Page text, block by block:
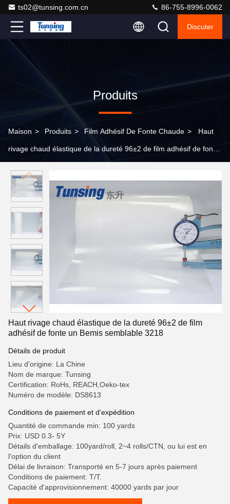
ts02@tunsing.com.cn 86-755-8996-0062
Discuter
Produits
Maison > Produits > Film Adhésif De Fonte Chaude > Haut
rivage chaud élastique de la dureté 96±2 de film adhésif de fonte
Haut rivage chaud élastique de la dureté 96±2 de film
adhésif de fonte un Bemis semblable 3218
Détails de produit
Lieu d'origine: La Chine
Nom de marque: Tunsing
Certification: RoHs, REACH,Oeko-tex
Numéro de modèle: DS8613
Conditions de paiement et d'expédition
Quantité de commande min: 100 yards
Prix: USD 0.3- 5Y
Détails d'emballage: 100yard/roll, 2~4 rolls/CTN, ou lui est en
l'option du client
Délai de livraison: Transporté en 5-7 jours après paiement
Conditions de paiement: T/T.
Capacité d'approvisionnement: 40000 yards par jour